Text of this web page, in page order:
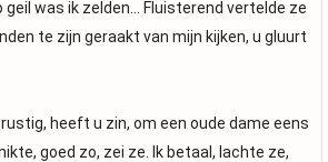
geil was ik zelden… Fluisterend vertelde ze
te zijn geraakt van mijn kijken, u gluurt
heeft u zin, om een oude dame eens
goed zo, zei ze. Ik betaal, lachte ze,